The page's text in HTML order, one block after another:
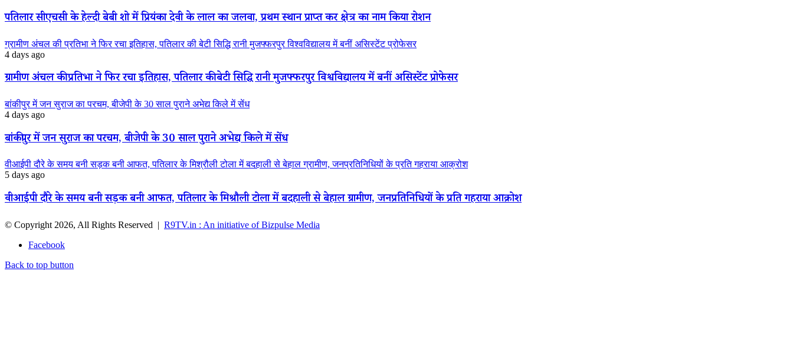
पतिलार सीएचसी के हेल्दी बेबी शो में प्रियंका देवी के लाल का जलवा, प्रथम स्थान प्राप्त कर क्षेत्र का नाम किया रोशन
ग्रामीण अंचल की प्रतिभा ने फिर रचा इतिहास, पतिलार की बेटी सिद्धि रानी मुजफ्फरपुर विश्वविद्यालय में बनीं असिस्टेंट प्रोफेसर
4 days ago
ग्रामीण अंचल की प्रतिभा ने फिर रचा इतिहास, पतिलार की बेटी सिद्धि रानी मुजफ्फरपुर विश्वविद्यालय में बनीं असिस्टेंट प्रोफेसर
बांकीपुर में जन सुराज का परचम, बीजेपी के 30 साल पुराने अभेद्य किले में सेंध
4 days ago
बांकीपुर में जन सुराज का परचम, बीजेपी के 30 साल पुराने अभेद्य किले में सेंध
वीआईपी दौरे के समय बनी सड़क बनी आफत, पतिलार के मिश्रौली टोला में बदहाली से बेहाल ग्रामीण, जनप्रतिनिधियों के प्रति गहराया आक्रोश
5 days ago
वीआईपी दौरे के समय बनी सड़क बनी आफत, पतिलार के मिश्रौली टोला में बदहाली से बेहाल ग्रामीण, जनप्रतिनिधियों के प्रति गहराया आक्रोश
© Copyright 2026, All Rights Reserved | R9TV.in : An initiative of Bizpulse Media
Facebook
Back to top button